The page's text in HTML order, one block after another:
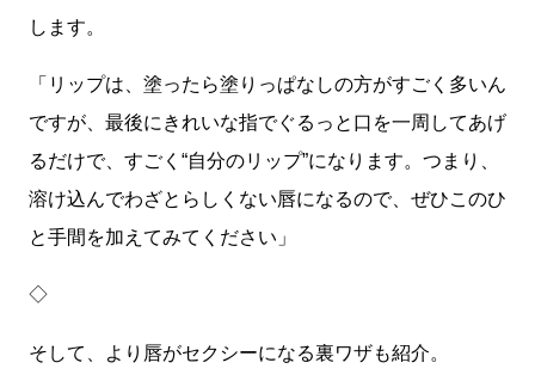
します。
「リップは、塗ったら塗りっぱなしの方がすごく多いん
ですが、最後にきれいな指でぐるっと口を一周してあげ
るだけで、すごく“自分のリップ”になります。つまり、
溶け込んでわざとらしくない唇になるので、ぜひこのひ
と手間を加えてみてください」
◇
そして、より唇がセクシーになる裏ワザも紹介。